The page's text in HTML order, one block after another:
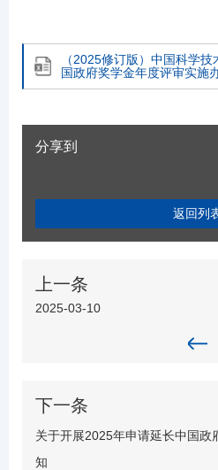
（2025修订版）中国科学技
国政府奖学金年度评审实施
文）
分享到
返回列
上一条
2025-03-10
下一条
关于开展2025年申请延长中国政
知